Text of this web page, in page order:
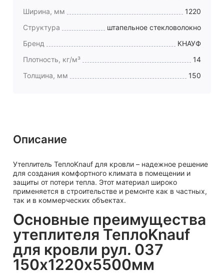
Ширина, мм
1220
Структура
штапельное стекловолокно
Бренд
КНАУФ
Плотность, кг/м³
14
Толщина, мм
150
Описание
Утеплитель ТеплоKnauf для кровли – надежное решение
для создания комфортного климата в помещении и
защиты от потери тепла. Этот материал широко
применяется в строительстве и ремонте как в частных,
так и в коммерческих объектах.
Основные преимущества
утеплителя ТеплоKnauf
для кровли рул. 037
150х1220х5500мм